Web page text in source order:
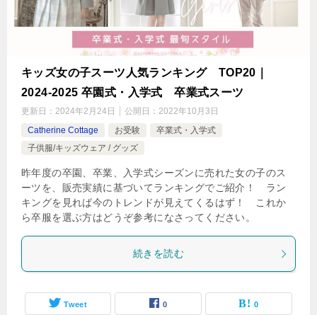
キッズ女の子スーツ人気ランキング TOP20｜
2024-2025 卒園式・入学式 卒業式スーツ
更新日： 2024年2月24日 公開日： 2022年10月3日
Catherine Cottage
お受験
卒業式・入学式
子供服/キッズウェア / グッズ
昨年度の卒園、卒業、入学式シーズンに売れた女の子のス
ーツを、販売実績に基づいてランキングでご紹介！ ラン
キングを見れば今のトレンドが見えてくるはず！ これか
ら卒服を選ぶ方はどうぞ参考になさってください。
続きを読む
Tweet 0 0